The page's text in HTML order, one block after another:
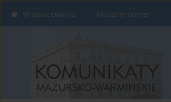
W opracowaniu Aktualny numer